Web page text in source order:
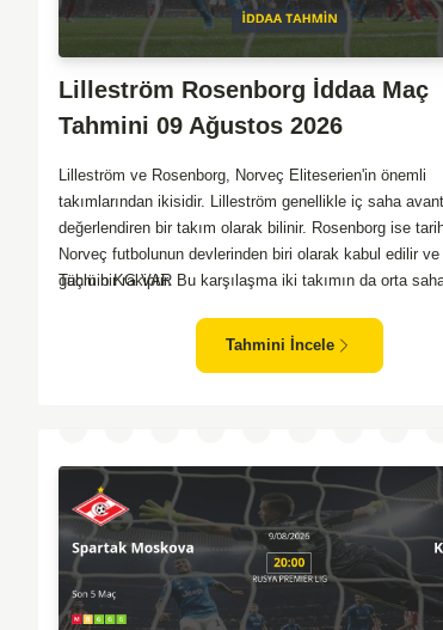
Lilleström Rosenborg İddaa Maç
Tahmini 09 Ağustos 2026
Lilleström ve Rosenborg, Norveç Eliteserien'in önemli
takımlarından ikisidir. Lilleström genellikle iç saha
değerlendiren bir takım olarak bilinir. Rosenborg ise
Norveç futbolunun devlerinden biri olarak kabul edilir
güçlü bir rakiptir. Bu karşılaşma iki takımın da orta
performansı ve Rosenborg'un deplasman oyunundaki
Tahmin KG VAR
Tahmini İncele